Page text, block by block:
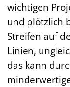
wichtigen
und plötzlich
Streifen auf
Linien,
das kann